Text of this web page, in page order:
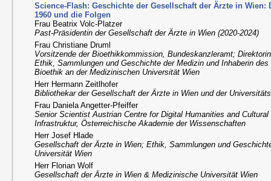
Science-Flash: Geschichte der Gesellschaft der Ärzte in Wien:
1960 und die Folgen
Frau Beatrix Volc-Platzer
Past-Präsidentin der Gesellschaft der Ärzte in Wien (2020-2024)
Frau Christiane Druml
Vorsitzende der Bioethikkommission, Bundeskanzleramt;
Ethik, Sammlungen und Geschichte der Medizin und Inhaberin
Bioethik an der Medizinischen Universität Wien
Herr Hermann Zeitlhofer
Bibliothekar der Gesellschaft der Ärzte in Wien und der
Frau Daniela Angetter-Pfeiffer
Senior Scientist Austrian Centre for Digital Humanities and
Infrastruktur, Österreichische Akademie der Wissenschaften
Herr Josef Hlade
Gesellschaft der Ärzte in Wien; Ethik, Sammlungen und
Universität Wien
Herr Florian Wolf
Gesellschaft der Ärzte in Wien & Medizinische Universität Wien